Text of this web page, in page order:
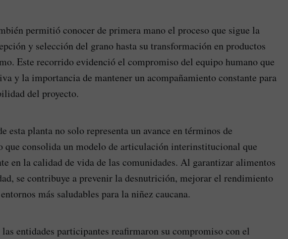
permitió conocer de primera mano el proceso que sigue la
y selección del grano hasta su transformación en productos
Este recorrido evidenció el compromiso del equipo humano que
y la importancia de mantener un acompañamiento constante para
del proyecto.
esta planta no solo representa un avance en términos de
que consolida un modelo de articulación interinstitucional que
en la calidad de vida de las comunidades. Al garantizar alimentos
se contribuye a prevenir la desnutrición, mejorar el rendimiento
más saludables para la niñez caucana.
las entidades participantes reafirmaron su compromiso con el